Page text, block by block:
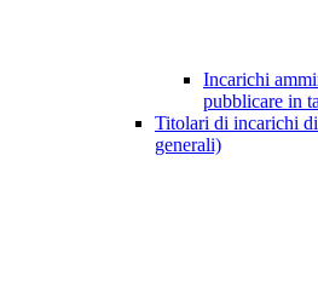
Incarichi
pubblicare in
Titolari di incarichi
generali)